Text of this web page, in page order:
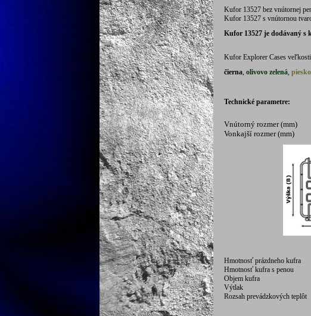
Kufor 13527 bez vnútornej
Kufor 13527 s vnútornou
Kufor 13527 je dodávaný s
Kufor Explorer Cases
čierna, olivovo zelená,
Technické parametre:
Vnútorný rozmer (mm)
Vonkajší rozmer (mm)
Hmotnosť prázdneho kufra
Hmotnosť kufra s penou
Objem kufra
Výtlak
Rozsah prevádzkových teplôt